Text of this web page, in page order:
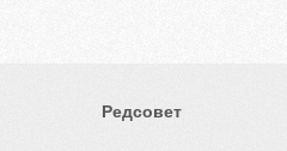
Редсовет